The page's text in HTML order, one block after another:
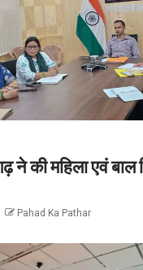
ने की महिला एवं बाल
Pahad Ka Pathar